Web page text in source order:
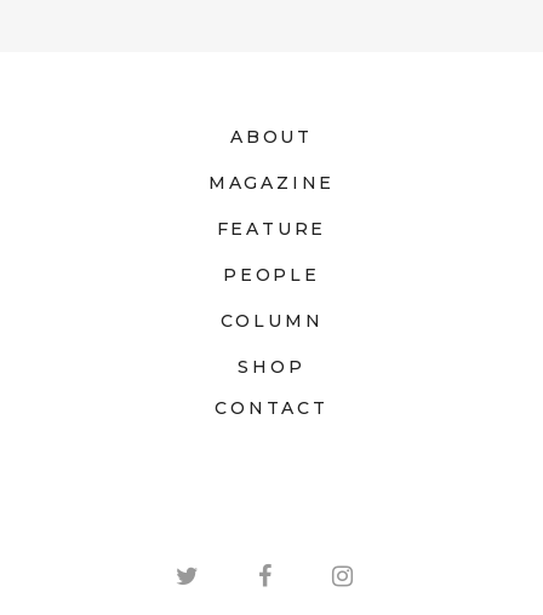
ABOUT
MAGAZINE
FEATURE
PEOPLE
COLUMN
SHOP
CONTACT